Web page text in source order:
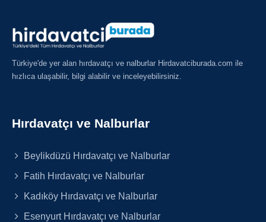
Türkiye'de yer alan hırdavatçı ve nalburlar Hirdavatciburada.com ile
hızlıca ulaşabilir, bilgi alabilir ve inceleyebilirsiniz.
Hırdavatçı ve Nalburlar
Beylikdüzü Hırdavatçı ve Nalburlar
Fatih Hırdavatçı ve Nalburlar
Kadıköy Hırdavatçı ve Nalburlar
Esenyurt Hırdavatçı ve Nalburlar